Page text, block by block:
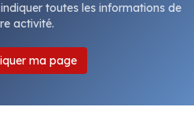
toutes les informations de
activité.
ma page